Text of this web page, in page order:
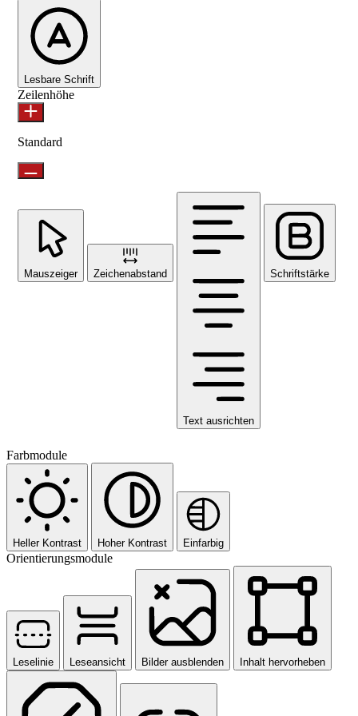
Lesbare Schrift
Zeilenhöhe
Standard
Mauszeiger Zeichenabstand
Text ausrichten
Schriftstärke
Farbmodule
Heller Kontrast Hoher Kontrast Einfarbig
Orientierungsmodule
Leselinie Leseansicht Bilder ausblenden Inhalt hervorheben